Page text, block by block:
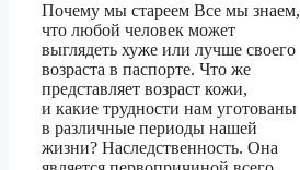
Почему мы стареем Все мы знаем,
что любой человек может
выглядеть хуже или лучше своего
возраста в паспорте. Что же
представляет возраст кожи,
и какие трудности нам уготованы
в различные периоды нашей
жизни? Наследственность. Она